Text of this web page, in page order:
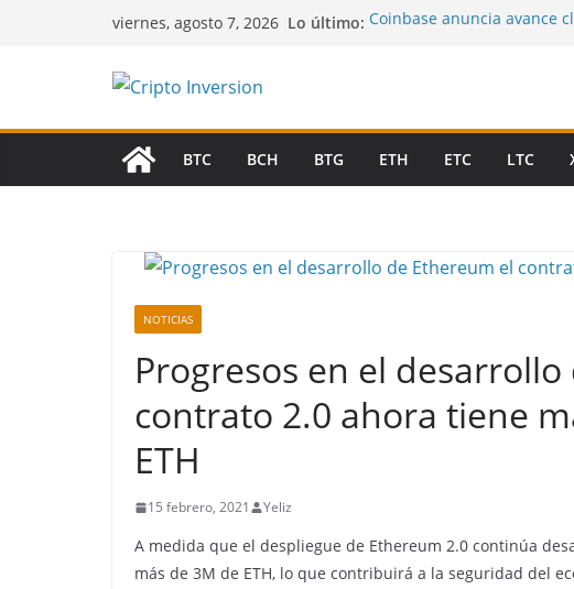
viernes, agosto 7, 2026 Lo último: Coinbase anuncia avance
Bitcoin sigue cerca de
ETFs de Bitcoin presionan
BTC BCH BTG ETH ETC LTC
NOTICIAS
Progresos en el
contrato 2.0 ahora tiene
ETH
15 febrero, 2021 Yeliz
A medida que el despliegue de Ethereum 2.0 continúa
más de 3M de ETH, lo que contribuirá a la seguridad del